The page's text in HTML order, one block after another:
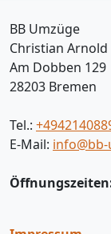
BB Umzüge
Christian Arnold
Am Dobben 129
28203 Bremen
Tel.:
E-Mail: